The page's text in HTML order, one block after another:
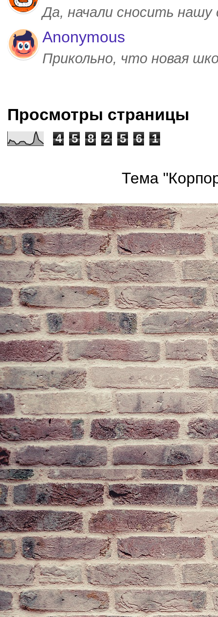
Да, начали сносить
Anonymous
Прикольно, что новая
Просмотры страницы
4 5 8 2 5 6 1
Тема